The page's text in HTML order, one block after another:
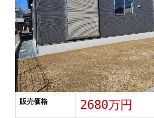
販売価格 2680万円